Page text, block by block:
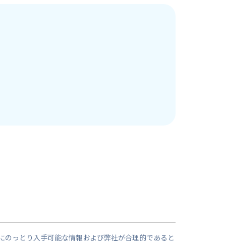
っとり入手可能な情報および弊社が合理的であると